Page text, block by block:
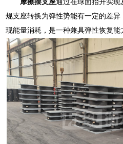
规支座转换为弹性势能有一定的差
现能量消耗，是一种兼具弹性恢复能